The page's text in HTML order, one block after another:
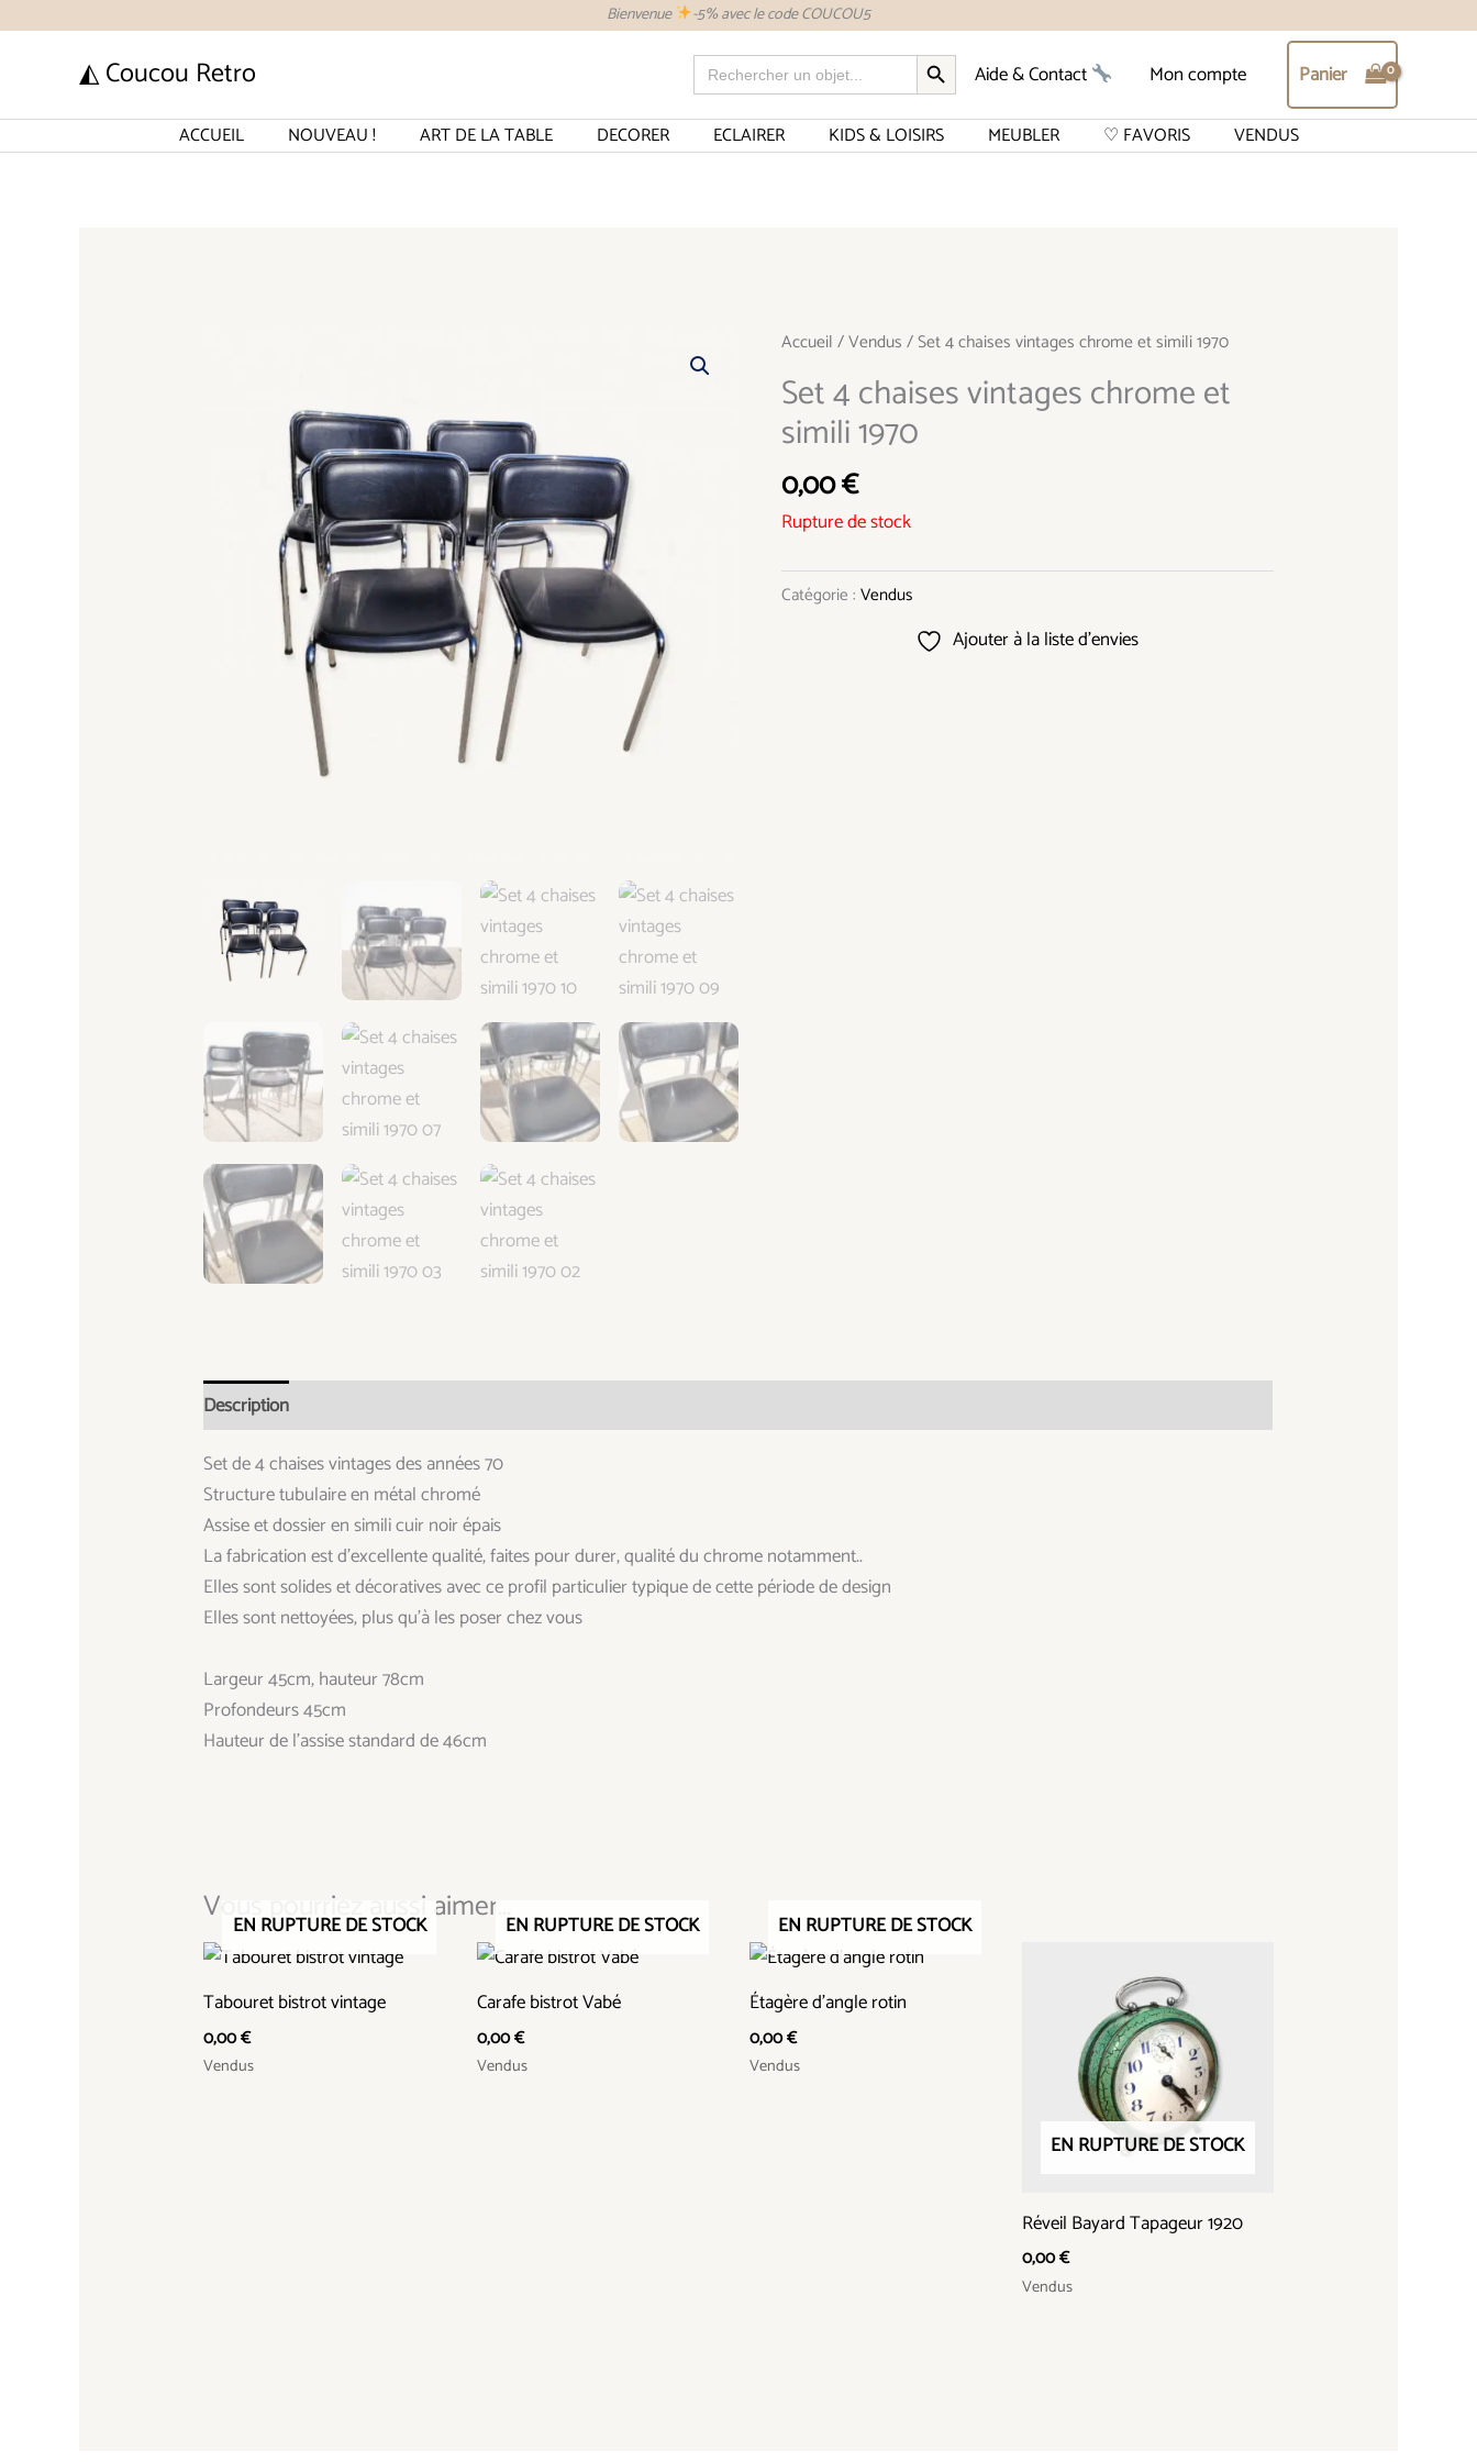
Bienvenue -5% avec le code COUCOU5
◭ Coucou Retro Search
for:
SEARCH BUTTON
Aide & Contact Mon compte Panier
ACCUEIL NOUVEAU ! ART DE LA TABLE DECORER ECLAIRER KIDS & LOISIRS MEUBLER ♡ FAVORIS VENDUS
Accueil /Vendus / Set 4 chaises vintages chrome et simili 1970
Set 4 chaises vintages chrome et
simili 1970
0,00€
Rupture de stock
Catégorie : Vendus
Ajouter à la liste d’envies
Description
Set de 4 chaises vintages des années 70
Structure tubulaire en métal chromé
Assise et dossier en simili cuir noir épais
La fabrication est d’excellente qualité, faites pour durer, qualité du chrome notamment..
Elles sont solides et décoratives avec ce profil particulier typique de cette période de design
Elles sont nettoyées, plus qu’à les poser chez vous
Largeur 45cm, hauteur 78cm
Profondeurs 45cm
Hauteur de l’assise standard de 46cm
Vous pourriez aussi aimer...
EN RUPTURE DE STOCK
Tabouret bistrot vintage
0,00€
Vendus
EN RUPTURE DE STOCK
Carafe bistrot Vabé
0,00€
Vendus
EN RUPTURE DE STOCK
Étagère d’angle rotin
0,00€
Vendus
EN RUPTURE DE STOCK
Réveil Bayard Tapageur 1920
0,00€
Vendus